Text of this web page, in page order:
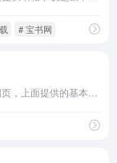
# 宝书网